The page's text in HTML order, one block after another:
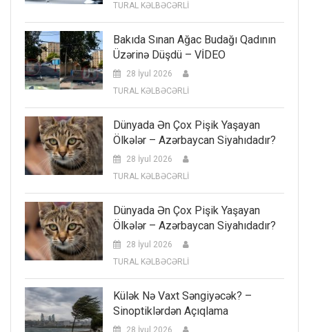
TURAL KƏLBƏCƏRLİ
Bakıda Sınan Ağac Budağı Qadının
Üzərinə Düşdü – VİDEO
28 İyul 2026
TURAL KƏLBƏCƏRLİ
Dünyada Ən Çox Pişik Yaşayan
Ölkələr – Azərbaycan Siyahıdadır?
28 İyul 2026
TURAL KƏLBƏCƏRLİ
Dünyada Ən Çox Pişik Yaşayan
Ölkələr – Azərbaycan Siyahıdadır?
28 İyul 2026
TURAL KƏLBƏCƏRLİ
Külək Nə Vaxt Səngiyəcək? –
Sinoptiklərdən Açıqlama
28 İyul 2026